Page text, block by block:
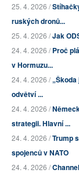
25. 4. 2026 /
ruských dronů...
25. 4. 2026 /Jak
24. 4. 2026 /Proč
v Hormuzu...
24. 4. 2026 /
odvětví ...
24. 4. 2026 /
strategii. Hlavní ...
24. 4. 2026 /Trump
spojenců v NATO
24. 4. 2026 /